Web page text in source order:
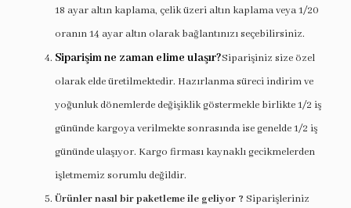
18 ayar altın kaplama, çelik üzeri altın kaplama veya 1/20
oranın 14 ayar altın olarak bağlantınızı seçebilirsiniz.
Siparişim ne zaman elime ulaşır?Siparişiniz size özel
olarak elde üretilmektedir. Hazırlanma süreci indirim ve
yoğunluk dönemlerde değişiklik göstermekle birlikte 1/2 iş
gününde kargoya verilmekte sonrasında ise genelde 1/2 iş
gününde ulaşıyor. Kargo firması kaynaklı gecikmelerden
işletmemiz sorumlu değildir.
Ürünler nasıl bir paketleme ile geliyor ? Siparişleriniz